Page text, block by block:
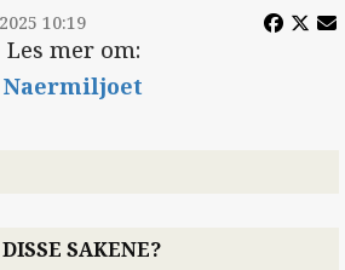
10:19
Les mer om:
Naermiljoet
SAKENE?